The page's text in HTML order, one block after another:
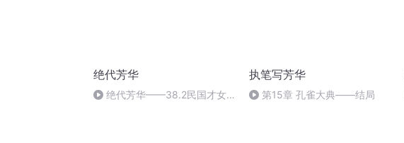
绝代芳华
绝代芳华——38.2民国才女
执笔写芳华
第15章 孔雀大典——结局